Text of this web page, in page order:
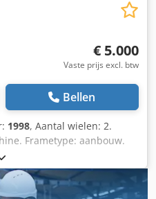
€ 5.000
Vaste prijs excl. btw
Bellen
1998, Aantal wielen: 2.
Frametype: aanbouw.
Cjdpjr Ncfqjfx Aptsha